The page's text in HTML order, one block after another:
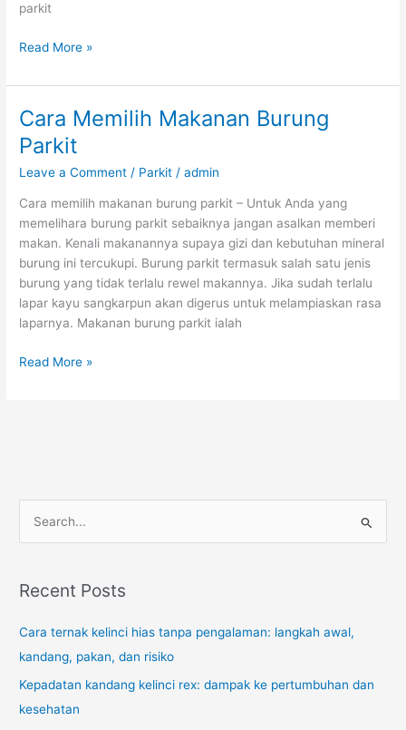
parkit
Tips
Burung
Read More »
Cara Memilih Makanan Burung
Parkit
Leave a Comment / Parkit /admin
Cara memilih makanan burung parkit – Untuk Anda yang
memelihara burung parkit sebaiknya jangan asalkan memberi
makan. Kenali makanannya supaya gizi dan kebutuhan mineral
burung ini tercukupi. Burung parkit termasuk salah satu jenis
burung yang tidak terlalu rewel makannya. Jika sudah terlalu
lapar kayu sangkarpun akan digerus untuk melampiaskan rasa
laparnya. Makanan burung parkit ialah
Cara
Read More »
r
h
f
o
r
Recent Posts
Cara ternak kelinci hias tanpa pengalaman: langkah awal,
kandang, pakan, dan risiko
Kepadatan kandang kelinci rex: dampak ke pertumbuhan dan
kesehatan